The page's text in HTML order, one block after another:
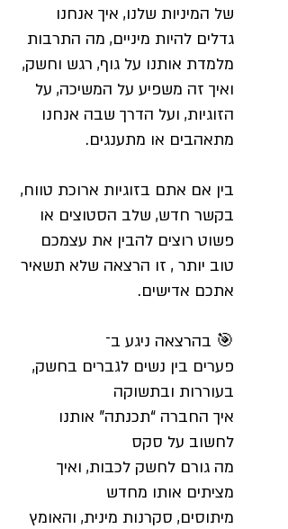
של המיניות שלנו, איך אנחנו
גדלים להיות מיניים, מה התרבות
מלמדת אותנו על גוף, רגש וחשק,
ואיך זה משפיע על המשיכה, על
הזוגיות, ועל הדרך שבה אנחנו
מתאהבים או מתענגים.
בין אם אתם בזוגיות ארוכת טווח,
בקשר חדש, שלב הסטוצים או
פשוט רוצים להבין את עצמכם
טוב יותר , זו הרצאה שלא תשאיר
אתכם אדישים.
🎯 בהרצאה ניגע ב־
פערים בין נשים לגברים בחשק,
בעוררות ובתשוקה
איך החברה “תכנתה” אותנו
לחשוב על סקס
מה גורם לחשק לכבות, ואיך
מציתים אותו מחדש
מיתוסים, סקרנות מינית, והאומץ